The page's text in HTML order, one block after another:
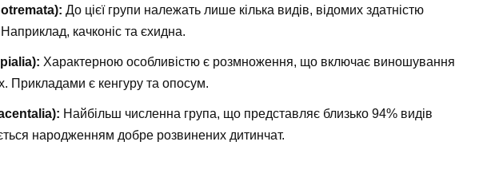
До цієї групи належать лише кілька видів, відомих здатністю
качконіс та єхидна.
Характерною особливістю є розмноження, що включає виношування
Прикладами є кенгуру та опосум.
Найбільш численна група, що представляє близько 94% видів
народженням добре розвинених дитинчат.